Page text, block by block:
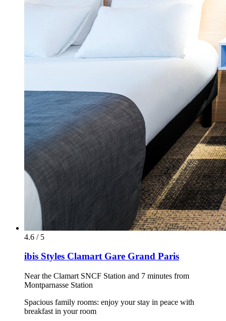
4.6 / 5
ibis Styles Clamart Gare Grand Paris
Near the Clamart SNCF Station and 7 minutes from
Montparnasse Station
Spacious family rooms: enjoy your stay in peace with
breakfast in your room